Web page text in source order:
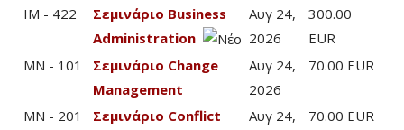
IM - 422
Σεμινάριο Business
Administration
Αυγ 24,
2026
300.00
EUR
MN - 101
Σεμινάριο Change
Management
Αυγ 24,
2026
70.00 EUR
MN - 201
Σεμινάριο Conflict
Αυγ 24,
70.00 EUR